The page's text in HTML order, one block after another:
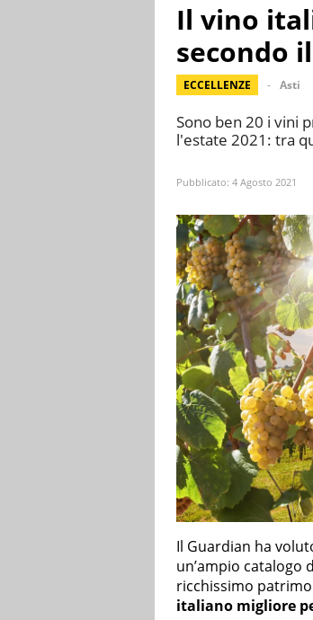
Il vino
secondo
ECCELLENZE Asti
Sono ben 20 i vini
l'estate 2021: tra
Pubblicato: 4 Agosto 2021
Il Guardian ha
un’ampio catalogo
ricchissimo
italiano migliore